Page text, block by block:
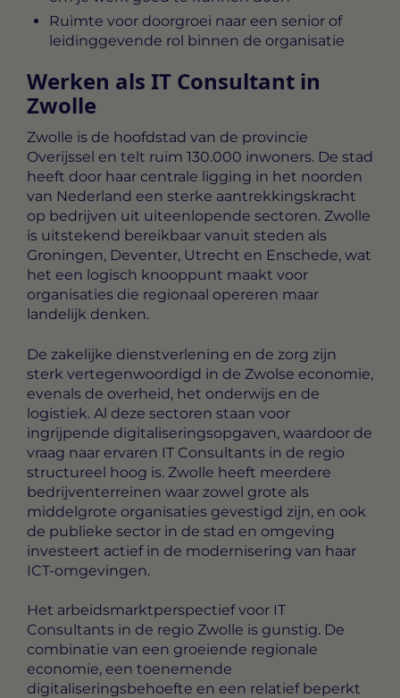
Ruimte voor doorgroei naar een senior of
leidinggevende rol binnen de organisatie
Werken als IT Consultant in
Zwolle
Zwolle is de hoofdstad van de provincie
Overijssel en telt ruim 130.000 inwoners. De stad
heeft door haar centrale ligging in het noorden
van Nederland een sterke aantrekkingskracht
op bedrijven uit uiteenlopende sectoren. Zwolle
is uitstekend bereikbaar vanuit steden als
Groningen, Deventer, Utrecht en Enschede, wat
het een logisch knooppunt maakt voor
organisaties die regionaal opereren maar
landelijk denken.
De zakelijke dienstverlening en de zorg zijn
sterk vertegenwoordigd in de Zwolse economie,
evenals de overheid, het onderwijs en de
logistiek. Al deze sectoren staan voor
ingrijpende digitaliseringsopgaven, waardoor de
vraag naar ervaren IT Consultants in de regio
structureel hoog is. Zwolle heeft meerdere
bedrijventerreinen waar zowel grote als
middelgrote organisaties gevestigd zijn, en ook
de publieke sector in de stad en omgeving
investeert actief in de modernisering van haar
ICT-omgevingen.
Het arbeidsmarktperspectief voor IT
Consultants in de regio Zwolle is gunstig. De
combinatie van een groeiende regionale
economie, een toenemende
digitaliseringsbehoefte en een relatief beperkt